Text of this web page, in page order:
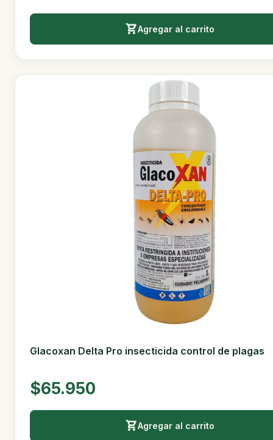
Agregar al carrito
Glacoxan Delta Pro insecticida control de plagas
$65.950
Agregar al carrito